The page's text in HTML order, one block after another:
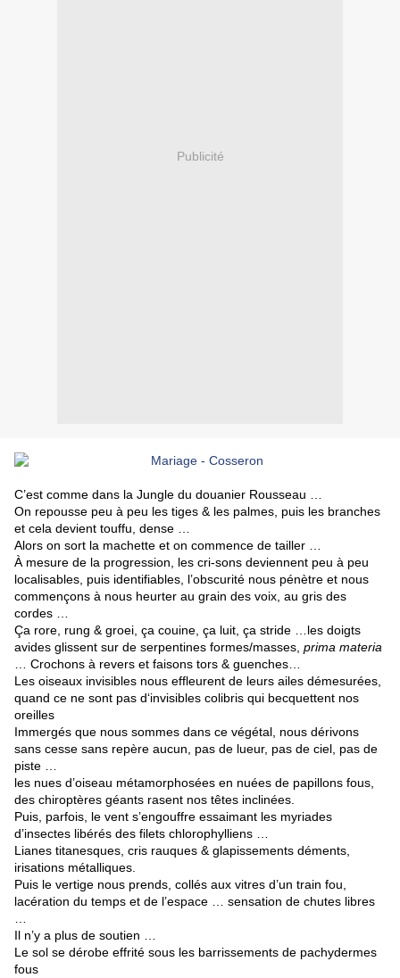
Publicité
C’est comme dans la Jungle du douanier Rousseau …
On repousse peu à peu les tiges & les palmes, puis les branches
et cela devient touffu, dense …
Alors on sort la machette et on commence de tailler …
À mesure de la progression, les cri-sons deviennent peu à peu
localisables, puis identifiables, l’obscurité nous pénètre et nous
commençons à nous heurter au grain des voix, au gris des
cordes …
Ça rore, rung & groei, ça couine, ça luit, ça stride …les doigts
avides glissent sur de serpentines formes/masses, prima materia
… Crochons à revers et faisons tors & guenches…
Les oiseaux invisibles nous effleurent de leurs ailes démesurées,
quand ce ne sont pas d‘invisibles colibris qui becquettent nos
oreilles
Immergés que nous sommes dans ce végétal, nous dérivons
sans cesse sans repère aucun, pas de lueur, pas de ciel, pas de
piste …
les nues d’oiseau métamorphosées en nuées de papillons fous,
des chiroptères géants rasent nos têtes inclinées.
Puis, parfois, le vent s’engouffre essaimant les myriades
d’insectes libérés des filets chlorophylliens …
Lianes titanesques, cris rauques & glapissements déments,
irisations métalliques.
Puis le vertige nous prends, collés aux vitres d’un train fou,
lacération du temps et de l’espace … sensation de chutes libres
Il n’y a plus de soutien …
Le sol se dérobe effrité sous les barrissements de pachydermes
fous